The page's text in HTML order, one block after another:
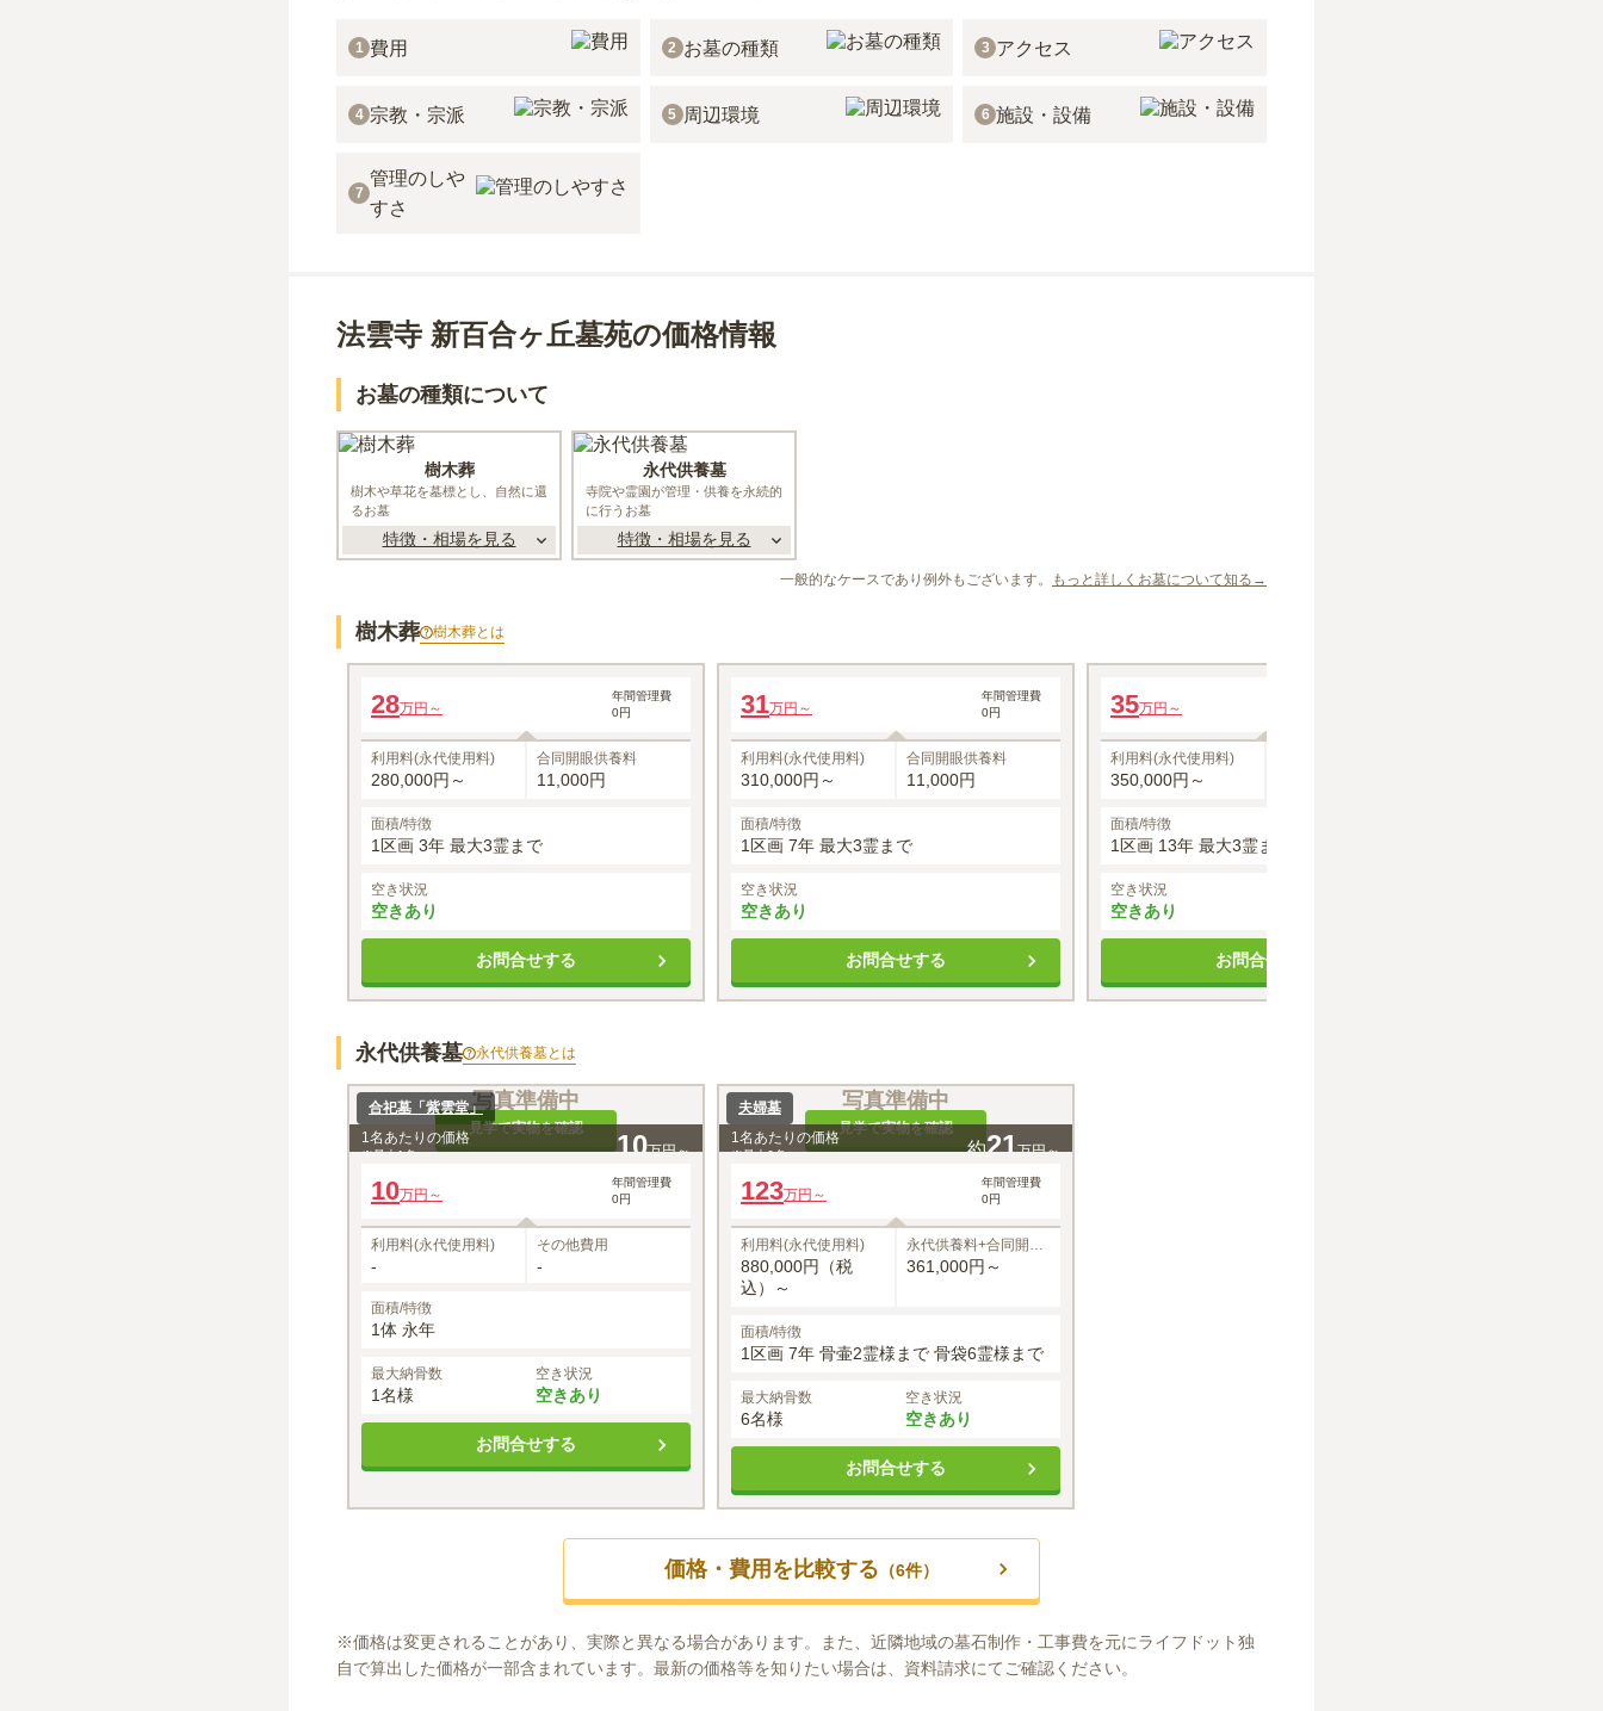
1 費用 2 お墓の種類 3 アクセス
4 宗教・宗派 5 周辺環境 6 施設・設備
7
管理のしや
すさ
法雲寺 新百合ヶ丘墓苑の価格情報
お墓の種類について
樹木葬
樹木や草花を墓標とし、自然に還
るお墓
特徴・相場を見る
永代供養墓
寺院や霊園が管理・供養を永続的
に行うお墓
特徴・相場を見る
一般的なケースであり例外もございます。 もっと詳しくお墓について知る→
樹木葬 樹木葬とは
28万円～
年間管理費
0円
利用料(永代使用料)
280,000円～
合同開眼供養料
11,000円
面積/特徴
1区画 3年 最大3霊まで
空き状況
空きあり
お問合せする
31万円～
年間管理費
0円
利用料(永代使用料)
310,000円～
合同開眼供養料
11,000円
面積/特徴
1区画 7年 最大3霊まで
空き状況
空きあり
お問合せする
35万円～
利用料(永代使用料)
350,000円～
面積/特徴
1区画 13年 最大3霊まで
空き状況
空きあり
お問合せする
永代供養墓 永代供養墓とは
写真準備中
見学で実物を確認
合祀墓「紫雲堂」
1名あたりの価格
※最大1名 10万円～
10万円～
年間管理費
0円
利用料(永代使用料)
-
その他費用
-
面積/特徴
1体 永年
最大納骨数
1名様
空き状況
空きあり
お問合せする
写真準備中
見学で実物を確認
夫婦墓
1名あたりの価格
※最大6名 約21万円～
123万円～
年間管理費
0円
利用料(永代使用料)
880,000円（税
込）～
永代供養料+合同開眼
供養料
361,000円～
面積/特徴
1区画 7年 骨壷2霊様まで 骨袋6霊様まで
最大納骨数
6名様
空き状況
空きあり
お問合せする
価格・費用を比較する （6件）
※価格は変更されることがあり、実際と異なる場合があります。また、近隣地域の墓石制作・工事費を元にライフドット独
自で算出した価格が一部含まれています。最新の価格等を知りたい場合は、資料請求にてご確認ください。